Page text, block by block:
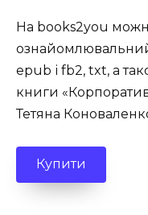
На books2you
epub і fb2, txt, а
книги
Тетяна
Купити